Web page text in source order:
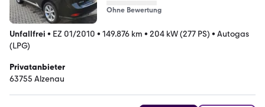
Ohne Bewertung
Unfallfrei • EZ 01/2010 • 149.876 km • 204 kW (277 PS) • Autogas
(LPG)
Privatanbieter
63755 Alzenau